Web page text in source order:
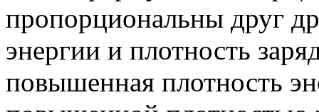
пропорциональны друг
энергии и плотность
повышенная плотность